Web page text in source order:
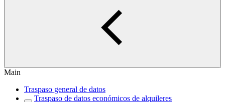
Main
Traspaso general de datos
Traspaso de datos económicos de alquileres